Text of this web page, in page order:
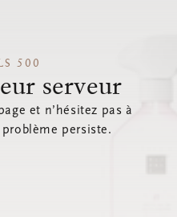
500
serveur
et n’hésitez pas à
persiste.